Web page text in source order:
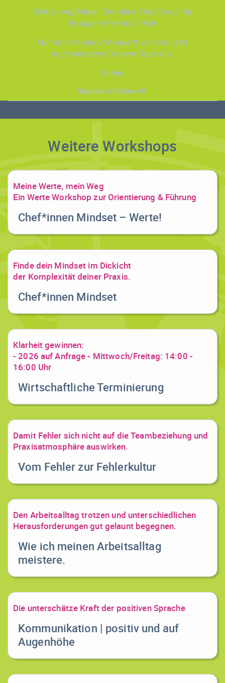
Sehr zu empfehlen. Ein tolles Arbeitsbuch für
die eigene Persönlichkeit!
Mir hat sich sehr viel erklärt! Ich kann jetzt
noch viel mehr für mein Team tun.
Danke
Rezension Stefanie B.
Weitere Workshops
Meine Werte, mein Weg
Ein Werte Workshop zur Orientierung & Führung
Chef*innen Mindset – Werte!
Finde dein Mindset im Dickicht
der Komplexität deiner Praxis.
Chef*innen Mindset
Klarheit gewinnen:
- 2026 auf Anfrage - Mittwoch/Freitag: 14:00 -
16:00 Uhr
Wirtschaftliche Terminierung
Damit Fehler sich nicht auf die Teambeziehung und
Praxisatmosphäre auswirken.
Vom Fehler zur Fehlerkultur
Den Arbeitsalltag trotzen und unterschiedlichen
Herausforderungen gut gelaunt begegnen.
Wie ich meinen Arbeitsalltag
meistere.
Die unterschätze Kraft der positiven Sprache
Kommunikation | positiv und auf
Augenhöhe